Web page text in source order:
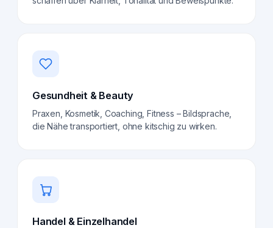
Gesundheit & Beauty
Praxen, Kosmetik, Coaching, Fitness – Bildsprache,
die Nähe transportiert, ohne kitschig zu wirken.
Handel & Einzelhandel